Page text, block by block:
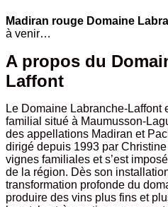
Madiran rouge Domaine
à venir…
A propos du
Laffont
Le Domaine Labranche-Laffont
familial situé à Maumusson-
des appellations Madiran et
dirigé depuis 1993 par
vignes familiales et s’est
de la région. Dès son
transformation profonde du
produire des vins plus fins et